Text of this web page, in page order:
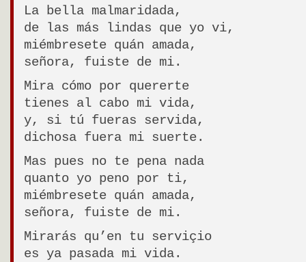
La bella malmaridada,
de las más lindas que yo vi,
miémbresete quán amada,
señora, fuiste de mi.
Mira cómo por quererte
tienes al cabo mi vida,
y, si tú fueras servida,
dichosa fuera mi suerte.
Mas pues no te pena nada
quanto yo peno por ti,
miémbresete quán amada,
señora, fuiste de mi.
Mirarás qu’en tu serviçio
es ya pasada mi vida.